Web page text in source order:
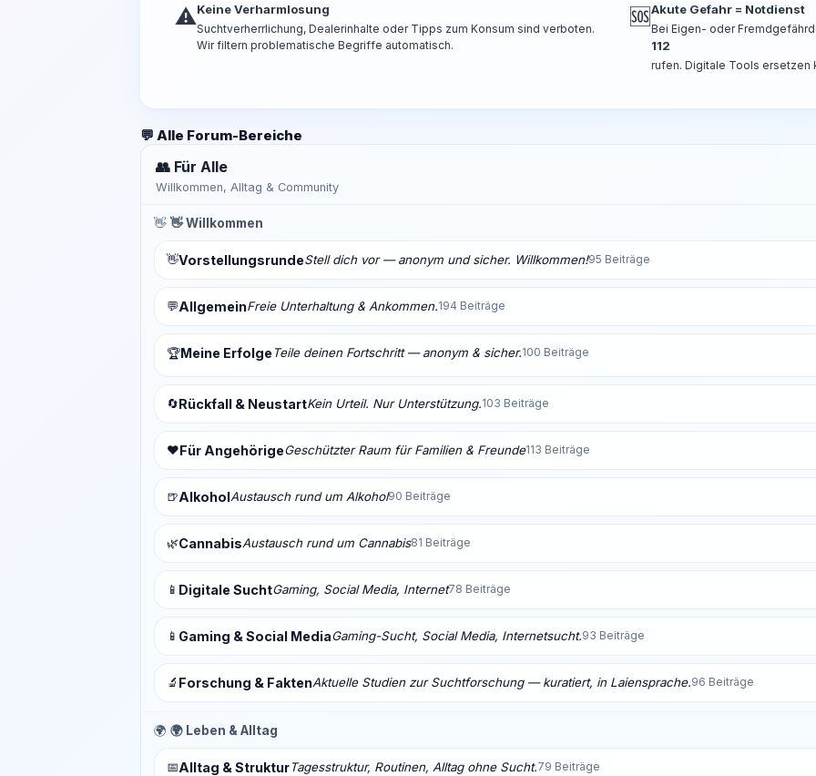
⚠️Keine Verharmlosung
Suchtverherrlichung, Dealerinhalte oder Tipps zum Konsum sind verboten.
Wir filtern problematische Begriffe automatisch.
🆘Akute Gefahr = Notdienst
Bei Eigen- oder
112
rufen. Digitale Tools ersetzen
💬 Alle Forum-Bereiche
👥 Für Alle
Willkommen, Alltag & Community
👋 👋 Willkommen
👋VorstellungsrundeStell dich vor — anonym und sicher. Willkommen!95 Beiträge
💬AllgemeinFreie Unterhaltung & Ankommen.194 Beiträge
🏆Meine ErfolgeTeile deinen Fortschritt — anonym & sicher.100 Beiträge
🔄Rückfall & NeustartKein Urteil. Nur Unterstützung.103 Beiträge
❤️Für AngehörigeGeschützter Raum für Familien & Freunde113 Beiträge
🍺AlkoholAustausch rund um Alkohol90 Beiträge
🌿CannabisAustausch rund um Cannabis81 Beiträge
📱 Digitale SuchtGaming, Social Media, Internet78 Beiträge
📱 Gaming & Social MediaGaming-Sucht, Social Media, Internetsucht.93 Beiträge
🔬 Forschung & FaktenAktuelle Studien zur Suchtforschung — kuratiert, in Laiensprache.96 Beiträge
🌍 🌍 Leben & Alltag
📅Alltag & StrukturTagesstruktur, Routinen, Alltag ohne Sucht.79 Beiträge